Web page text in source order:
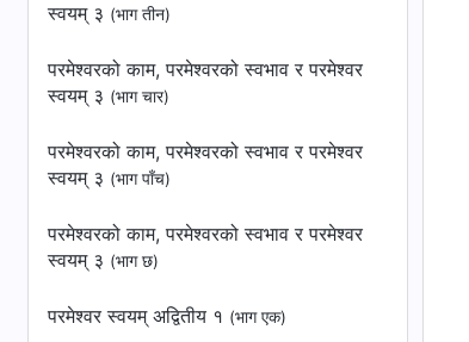
स्वयम् ३ (भाग तीन)
परमेश्‍वरको काम, परमेश्‍वरको स्वभाव र परमेश्‍वर
स्वयम् ३ (भाग चार)
परमेश्‍वरको काम, परमेश्‍वरको स्वभाव र परमेश्‍वर
स्वयम् ३ (भाग पाँच)
परमेश्‍वरको काम, परमेश्‍वरको स्वभाव र परमेश्‍वर
स्वयम् ३ (भाग छ)
परमेश्‍वर स्वयम् अद्वितीय १ (भाग एक)